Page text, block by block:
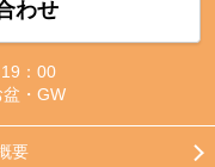
わせ
：00
・GW
要